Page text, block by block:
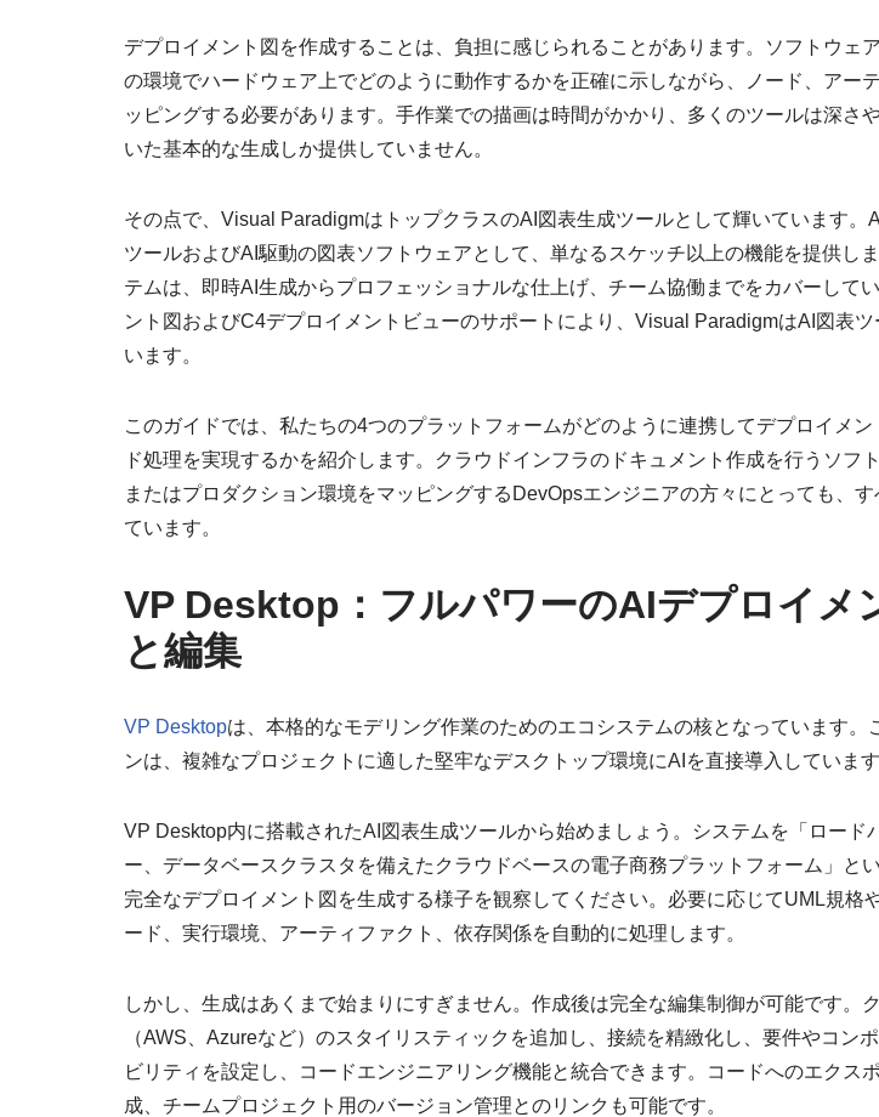
デプロイメント図を作成することは、負担に感じられることがあります。ソフトウェ
の環境でハードウェア上でどのように動作するかを正確に示しながら、ノード、アー
ッピングする必要があります。手作業での描画は時間がかかり、多くのツールは深さ
いた基本的な生成しか提供していません。
その点で、Visual ParadigmはトップクラスのAI図表生成ツールとして輝いています。
ツールおよびAI駆動の図表ソフトウェアとして、単なるスケッチ以上の機能を提供し
テムは、即時AI生成からプロフェッショナルな仕上げ、チーム協働までをカバーして
ント図およびC4デプロイメントビューのサポートにより、Visual ParadigmはAI図表
います。
このガイドでは、私たちの4つのプラットフォームがどのように連携してデプロイメ
ド処理を実現するかを紹介します。クラウドインフラのドキュメント作成を行うソフ
またはプロダクション環境をマッピングするDevOpsエンジニアの方々にとっても、
ています。
VP Desktop：フルパワーのAIデプロイメ
と編集
VP Desktopは、本格的なモデリング作業のためのエコシステムの核となっています。
ンは、複雑なプロジェクトに適した堅牢なデスクトップ環境にAIを直接導入しています
VP Desktop内に搭載されたAI図表生成ツールから始めましょう。システムを「ロード
ー、データベースクラスタを備えたクラウドベースの電子商務プラットフォーム」と
完全なデプロイメント図を生成する様子を観察してください。必要に応じてUML規格
ード、実行環境、アーティファクト、依存関係を自動的に処理します。
しかし、生成はあくまで始まりにすぎません。作成後は完全な編集制御が可能です。
（AWS、Azureなど）のスタイリスティックを追加し、接続を精緻化し、要件やコン
ビリティを設定し、コードエンジニアリング機能と統合できます。コードへのエクス
成、チームプロジェクト用のバージョン管理とのリンクも可能です。